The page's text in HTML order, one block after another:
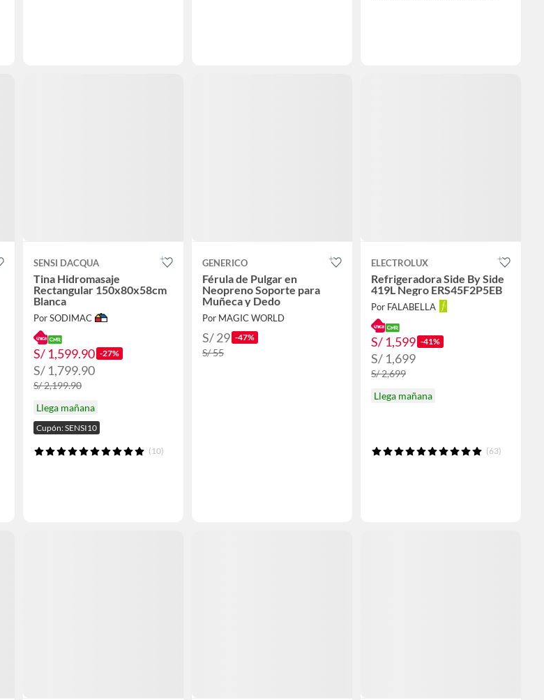
SENSI DACQUA
Tina Hidromasaje
Rectangular 150x80x58cm
Blanca
Por SODIMAC
S/ 1,599.90 -27%
S/ 1,799.90
S/ 2,199.90
Llega mañana
Cupón: SENSI10
(10)
GENERICO
Férula de Pulgar en
Neopreno Soporte para
Muñeca y Dedo
Por MAGIC WORLD
S/ 29 -47%
S/ 55
ELECTROLUX
Refrigeradora Side By Side
419L Negro ERS45F2P5EB
Por FALABELLA
S/ 1,599 -41%
S/ 1,699
S/ 2,699
Llega mañana
(63)